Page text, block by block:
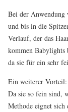
Bei der Anwendung
und bis in die
Verlauf, der das
kommen Babylights
da sie für ein sehr
Ein weiterer Vorteil:
Da sie so fein sind,
Methode eignet